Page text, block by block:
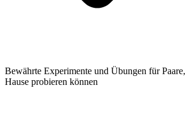
Bewährte Experimente und Übungen für
Hause probieren können